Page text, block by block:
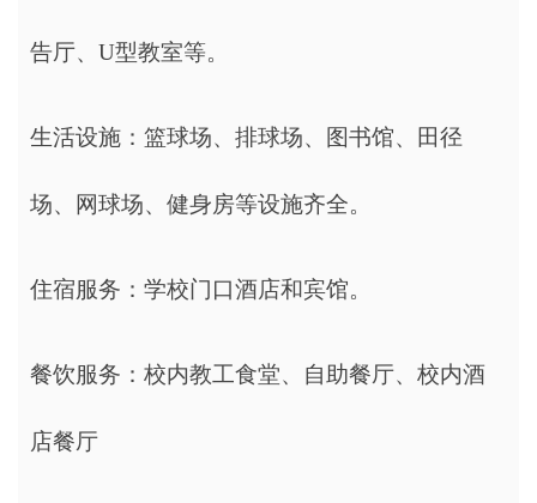
告厅、U型教室等。
生活设施：篮球场、排球场、图书馆、田径
场、网球场、健身房等设施齐全。
住宿服务：学校门口酒店和宾馆。
餐饮服务：校内教工食堂、自助餐厅、校内酒
店餐厅